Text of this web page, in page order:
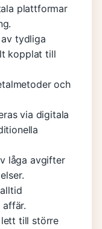
plattformar
tydliga
kopplat till
och
via digitala
låga avgifter
till större